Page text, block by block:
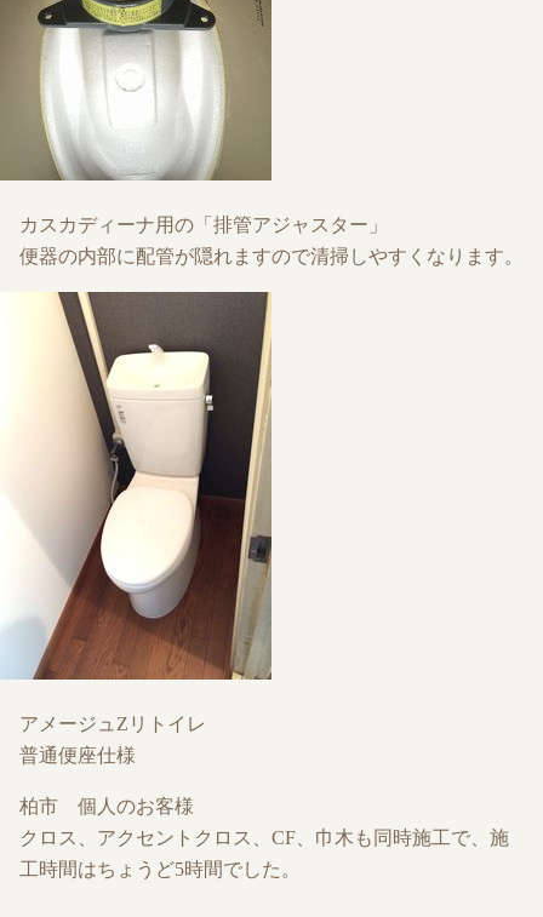
カスカディーナ用の「排管アジャスター」
便器の内部に配管が隠れますので清掃しやすくなります。
アメージュZリトイレ
普通便座仕様
柏市 個人のお客様
クロス、アクセントクロス、CF、巾木も同時施工で、施
工時間はちょうど5時間でした。